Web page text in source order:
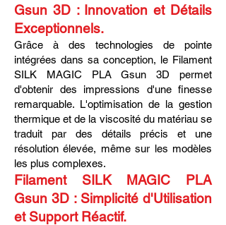
Gsun 3D : Innovation et Détails
Exceptionnels.
Grâce à des technologies de pointe
intégrées dans sa conception, le Filament
SILK MAGIC PLA Gsun 3D permet
d'obtenir des impressions d'une finesse
remarquable. L'optimisation de la gestion
thermique et de la viscosité du matériau se
traduit par des détails précis et une
résolution élevée, même sur les modèles
les plus complexes.
Filament SILK MAGIC PLA
Gsun 3D : Simplicité d'Utilisation
et Support Réactif.